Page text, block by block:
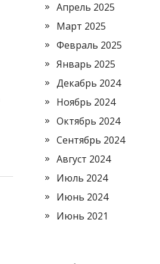
Апрель 2025
Март 2025
Февраль 2025
Январь 2025
Декабрь 2024
Ноябрь 2024
Октябрь 2024
Сентябрь 2024
Август 2024
Июль 2024
Июнь 2024
Июнь 2021